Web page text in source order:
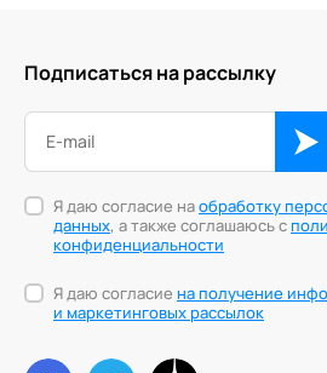
Подписаться на рассылку
Я даю согласие наобработку
данных, а также соглашаюсь с
конфиденциальности
Я даю согласие на получение
и маркетинговых рассылок